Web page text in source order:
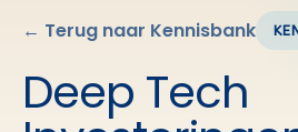
← Terug naar Kennisbank
Deep Tech